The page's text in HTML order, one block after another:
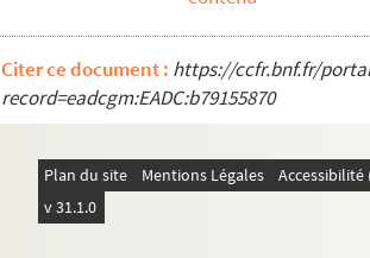
Citer ce document : https://ccfr.bnf.fr/
record=eadcgm:EADC:b79155870
Plan du site Mentions Légales
v 31.1.0